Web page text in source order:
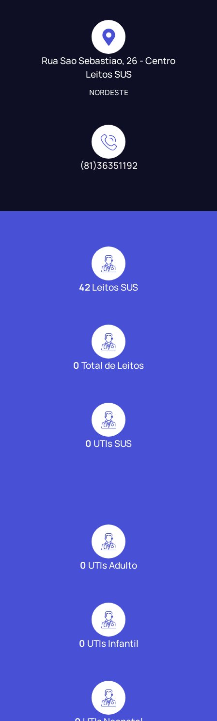
Rua Sao Sebastiao, 26 - Centro
Leitos SUS
NORDESTE
(81)36351192
42Leitos SUS
0Total de Leitos
0 UTIs SUS
0 UTIs Adulto
0 UTIs Infantil